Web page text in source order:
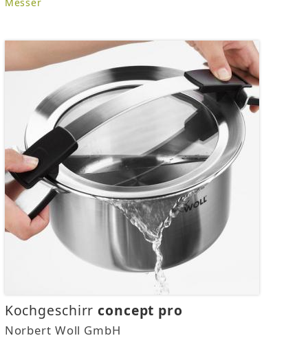
Messer
Kochgeschirr concept pro
Norbert Woll GmbH